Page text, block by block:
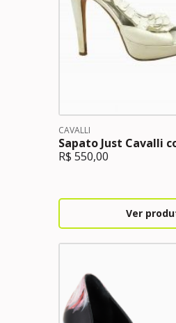
CAVALLI
Sapato Just Cavalli
R$ 550,00
Ver